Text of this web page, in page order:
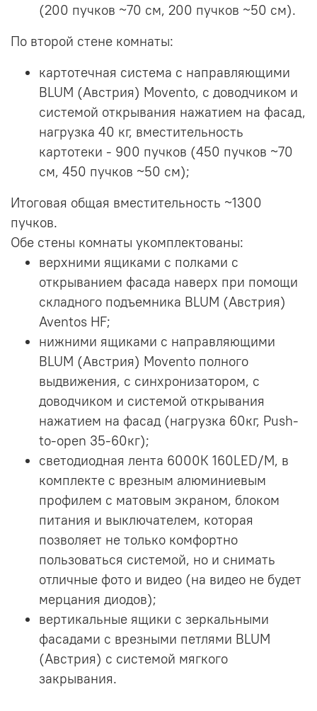
(200 пучков ~70 см, 200 пучков ~50 см).
По второй стене комнаты:
картотечная система с направляющими
BLUM (Австрия) Movento, с доводчиком и
системой открывания нажатием на фасад,
нагрузка 40 кг, вместительность
картотеки - 900 пучков (450 пучков ~70
см, 450 пучков ~50 см);
Итоговая общая вместительность ~1300
пучков.
Обе стены комнаты укомплектованы:
верхними ящиками с полками с
открыванием фасада наверх при помощи
складного подъемника BLUM (Австрия)
Aventos HF;
нижними ящиками с направляющими
BLUM (Австрия) Movento полного
выдвижения, с синхронизатором, с
доводчиком и системой открывания
нажатием на фасад (нагрузка 60кг, Push-
to-open 35-60кг);
светодиодная лента 6000К 160LED/M, в
комплекте с врезным алюминиевым
профилем с матовым экраном, блоком
питания и выключателем, которая
позволяет не только комфортно
пользоваться системой, но и снимать
отличные фото и видео (на видео не будет
мерцания диодов);
вертикальные ящики с зеркальными
фасадами с врезными петлями BLUM
(Австрия) с системой мягкого
закрывания.